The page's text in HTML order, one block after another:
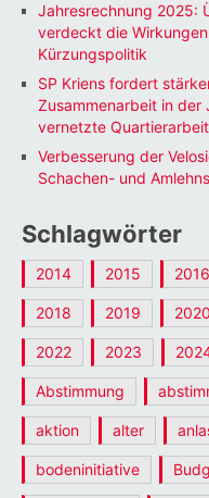
Jahresrechnung 2025:
verdeckt die
Kürzungspolitik
SP Kriens fordert
Zusammenarbeit in der
vernetzte Quartierarbeit
Verbesserung der
Schachen- und
Schlagwörter
2014 2015 2016
2018 2019 2020
2022 2023
Abstimmung
aktion alter
bodeninitiative